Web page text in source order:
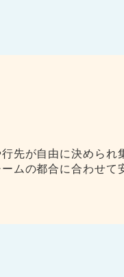
先が自由に決められ
ムの都合に合わせて